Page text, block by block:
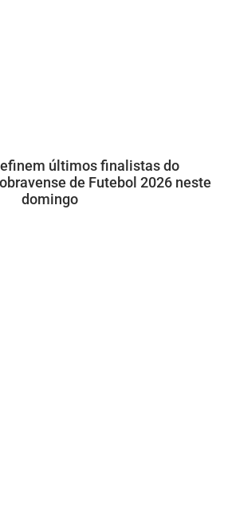
últimos finalistas do
de Futebol 2026 neste
domingo